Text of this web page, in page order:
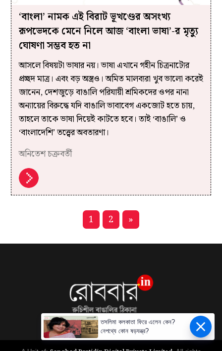
‘বাংলা’ নামক এই বিরাট ভূখণ্ডের অসংখ্য
রূপভেদকে মেনে নিলে আজ ‘বাংলা ভাষা’-র মৃত্যু
ঘোষণা সম্ভব হত না
আসলে বিষয়টা ভাষার নয়। ভাষা এখানে গহীন চিত্রনাট্যের
প্রচ্ছদ মাত্র। এবং বড় অস্ত্রও। অমিত মালব্যরা খুব ভালো করেই
জানেন, দেশজুড়ে বাঙালি পরিযায়ী শ্রমিকদের ওপর নানা
অন্যায়ের বিরুদ্ধে যদি বাঙালি ভাবাবেগ একজোট হতে চায়,
তাহলে তাকে ভাষা দিয়েই কাটতে হবে। তাই ‘বাঙালি’ ও
‘বাংলাদেশি’ তত্ত্বের অবতারণা।
অনিতেশ চক্রবর্তী
1 2 »
তসলিমা কলকাতা ফিরে এলেন কেন?
নেপথ্যে কোন ষড়যন্ত্র?